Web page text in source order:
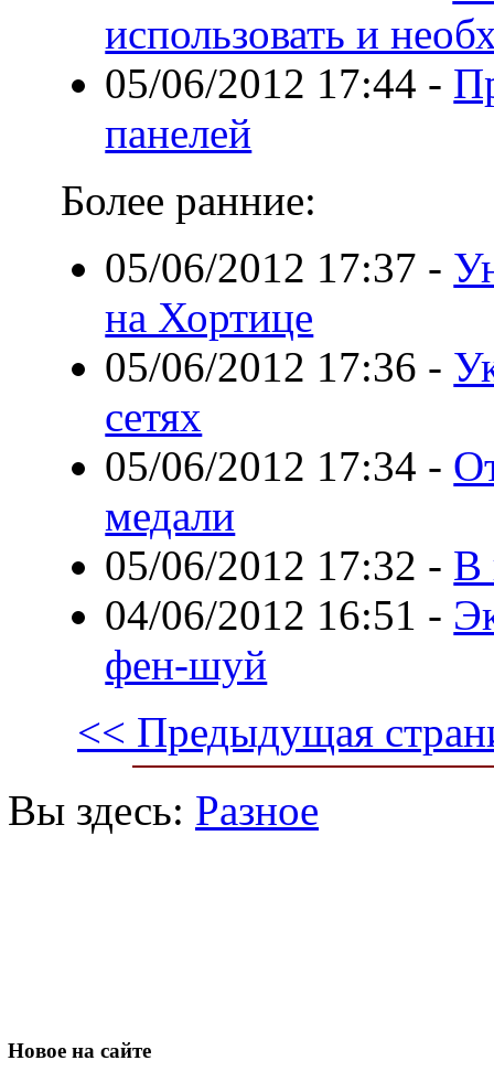
использовать и
05/06/2012 17:44 -
панелей
Более ранние:
05/06/2012 17:37 -
на Хортице
05/06/2012 17:36 -
сетях
05/06/2012 17:34 -
медали
05/06/2012 17:32 - В
04/06/2012 16:51 -
фен-шуй
<< Предыдущая
Вы здесь: Разное
Новое на сайте